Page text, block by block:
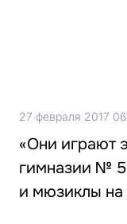
27 февраля 2017
«Они играют
гимназии №
и мюзиклы на